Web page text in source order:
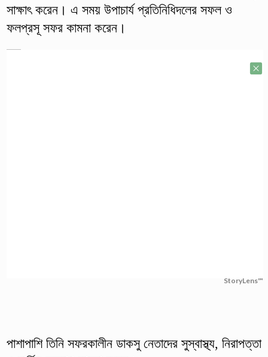
সাক্ষাৎ করেন। এ সময় উপাচার্য প্রতিনিধিদলের সফল ও
ফলপ্রসূ সফর কামনা করেন।
StoryLens™
পাশাপাশি তিনি সফরকালীন ডাকসু নেতাদের সুস্বাস্থ্য, নিরাপত্তা